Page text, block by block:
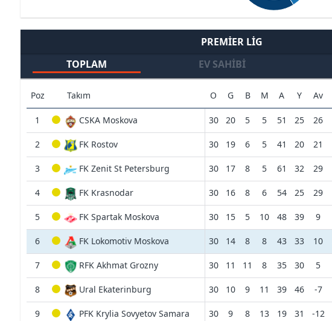
PREMIER LIG
TOPLAM
EV SAHIBI
Poz Takım O G B M A Y Av
1 CSKA Moskova 30 20 5 5 51 25 26
2 FK Rostov 30 19 6 5 41 20 21
3 FK Zenit St Petersburg 30 17 8 5 61 32 29
4 FK Krasnodar 30 16 8 6 54 25 29
5 FK Spartak Moskova 30 15 5 10 48 39 9
6 FK Lokomotiv Moskova 30 14 8 8 43 33 10
7 RFK Akhmat Grozny 30 11 11 8 35 30 5
8 Ural Ekaterinburg 30 10 9 11 39 46 -7
9 PFK Krylia Sovyetov Samara 30 9 8 13 19 31 -12